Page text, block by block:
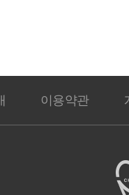
이용약관